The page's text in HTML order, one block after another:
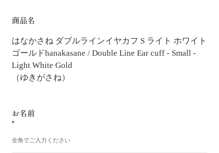
商品名
はなかさね ダブルラインイヤカフ S ライト ホワイト
ゴールドhanakasane / Double Line Ear cuff - Small -
Light White Gold
（ゆきがさね）
お名前
全角でご入力ください